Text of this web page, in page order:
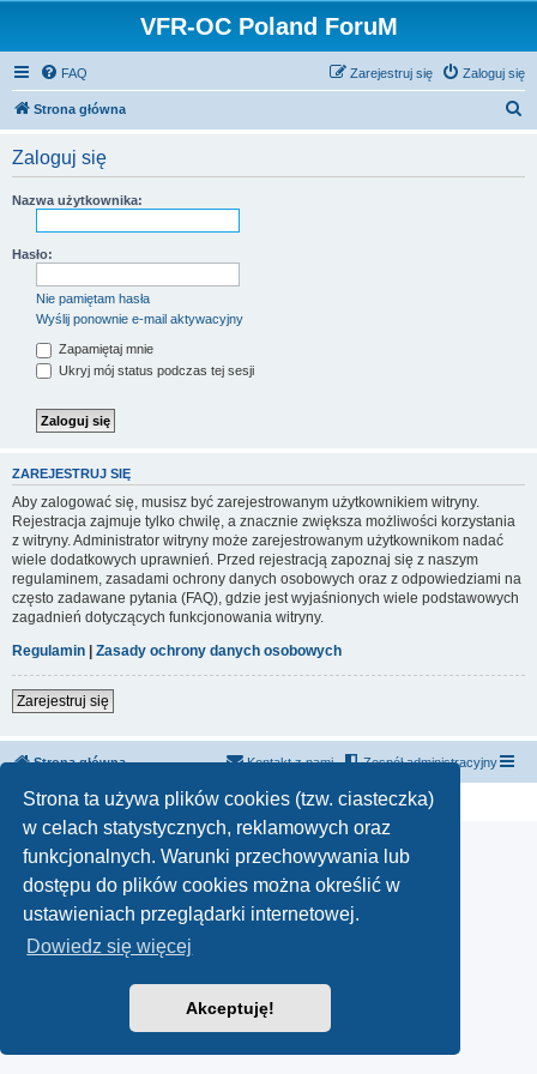
Strona ta używa plików cookies (tzw. ciasteczka)
w celach statystycznych, reklamowych oraz
funkcjonalnych. Warunki przechowywania lub
dostępu do plików cookies można określić w
ustawieniach przeglądarki internetowej.
Dowiedz się więcej
Akceptuję!
VFR-OC Poland ForuM
FAQ Zaloguj się
Zarejestruj się
Strona główna
Zaloguj się
Nazwa użytkownika:
Hasło:
Nie pamiętam hasła
Wyślij ponownie e-mail aktywacyjny
Zapamiętaj mnie
Ukryj mój status podczas tej sesji
ZAREJESTRUJ SIĘ
Aby zalogować się, musisz być zarejestrowanym użytkownikiem witryny.
Rejestracja zajmuje tylko chwilę, a znacznie zwiększa możliwości korzystania
z witryny. Administrator witryny może zarejestrowanym użytkownikom nadać
wiele dodatkowych uprawnień. Przed rejestracją zapoznaj się z naszym
regulaminem, zasadami ochrony danych osobowych oraz z odpowiedziami na
często zadawane pytania (FAQ), gdzie jest wyjaśnionych wiele podstawowych
zagadnień dotyczących funkcjonowania witryny.
Regulamin | Zasady ochrony danych osobowych
Zarejestruj się
Strona główna Zespół administracyjny
Kontakt z nami
Technologię dostarczaphpBB® Forum Software © phpBB Limited
Polski pakiet językowy dostarcza phpBB.pl